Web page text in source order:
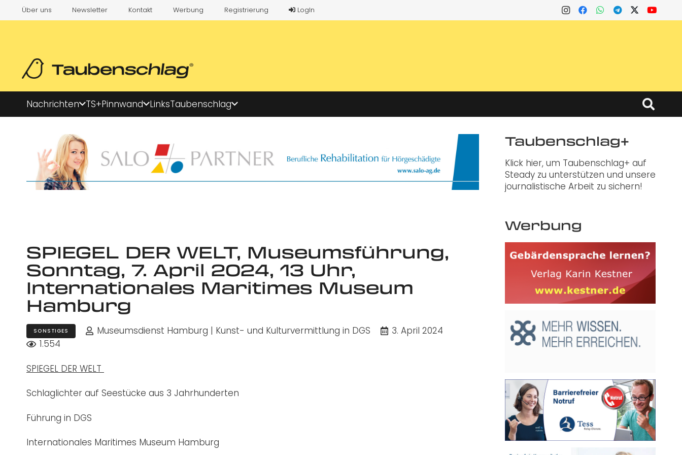
Über uns Newsletter Kontakt Werbung Registrierung LogIn
Nachrichten TS+Pinnwand LinksTaubenschlag
SPIEGEL DER WELT, Museumsführung,
Sonntag, 7. April 2024, 13 Uhr,
Internationales Maritimes Museum
Hamburg
SONSTIGES Museumsdienst Hamburg | Kunst- und Kulturvermittlung in DGS
3. April 2024
1.554
SPIEGEL DER WELT
Schlaglichter auf Seestücke aus 3 Jahrhunderten
Führung in DGS
Internationales Maritimes Museum Hamburg
Taubenschlag+
Klick hier, um Taubenschlag+ auf
Steady zu unterstützen und unsere
journalistische Arbeit zu sichern!
Werbung